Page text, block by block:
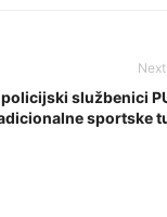
službenici
sportske